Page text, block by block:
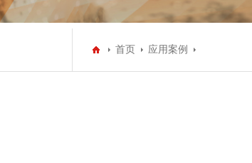
首页 应用案例